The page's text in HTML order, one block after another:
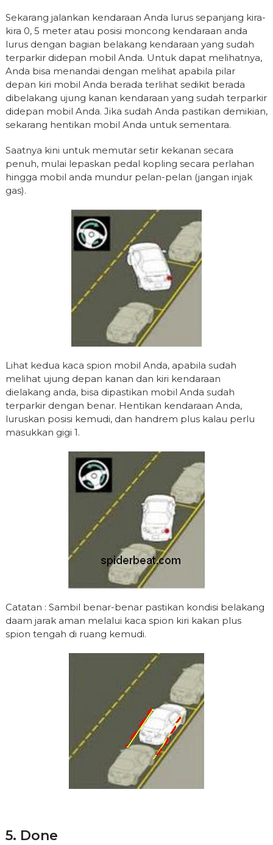
Sekarang jalankan kendaraan Anda lurus sepanjang kira-
kira 0, 5 meter atau posisi moncong kendaraan anda
lurus dengan bagian belakang kendaraan yang sudah
terparkir didepan mobil Anda. Untuk dapat melihatnya,
Anda bisa menandai dengan melihat apabila pilar
depan kiri mobil Anda berada terlihat sedikit berada
dibelakang ujung kanan kendaraan yang sudah terparkir
didepan mobil Anda. Jika sudah Anda pastikan demikian,
sekarang hentikan mobil Anda untuk sementara.
Saatnya kini untuk memutar setir kekanan secara
penuh, mulai lepaskan pedal kopling secara perlahan
hingga mobil anda mundur pelan-pelan (jangan injak
gas).
Lihat kedua kaca spion mobil Anda, apabila sudah
melihat ujung depan kanan dan kiri kendaraan
dielakang anda, bisa dipastikan mobil Anda sudah
terparkir dengan benar. Hentikan kendaraan Anda,
luruskan posisi kemudi, dan handrem plus kalau perlu
masukkan gigi 1.
Catatan : Sambil benar-benar pastikan kondisi belakang
daam jarak aman melalui kaca spion kiri kakan plus
spion tengah di ruang kemudi.
5. Done